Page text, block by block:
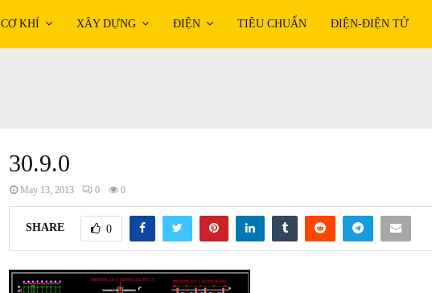
CƠ KHÍ XÂY DỰNG ĐIỆN TIÊU CHUẨN ĐIỆN-ĐIỆN TỬ
30.9.0
May 13, 2013 0 0
SHARE 0